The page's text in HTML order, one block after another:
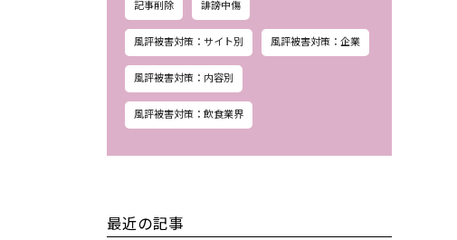
記事削除 誹謗中傷
風評被害対策：サイト別 風評被害対策：企業
風評被害対策：内容別
風評被害対策：飲食業界
最近の記事